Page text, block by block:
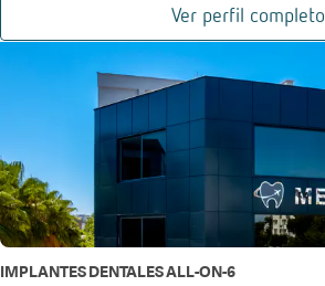
Ver perfil completo
IMPLANTES DENTALES ALL-ON-6